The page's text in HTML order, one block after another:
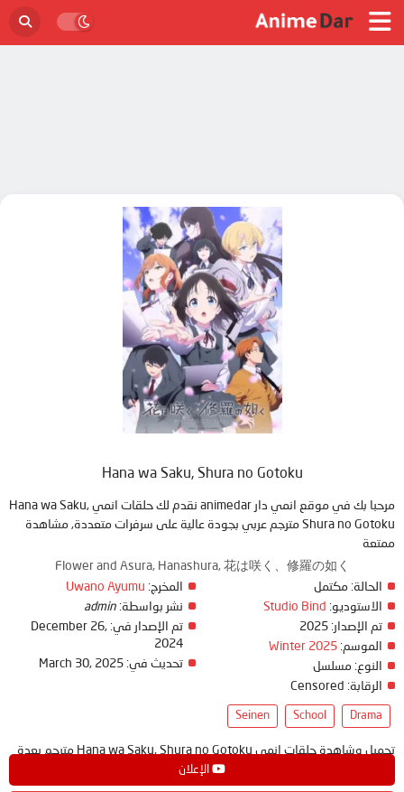
الإعلان
Hana wa Saku, Shura no Gotoku
مرحبا بك في موقع انمي دار animedar نقدم لك حلقات انمي Hana wa Saku,
Shura no Gotoku مترجم عربي بجودة عالية على سرفرات متعددة, مشاهدة
ممتعة
Flower and Asura, Hanashura, 花は咲く、修羅の如く
الحالة: مكتمل
الاستوديو: Studio Bind
تم الإصدار:
الموسم: Winter 2025
النوع: مسلسل
الرقابة:
المخرج: Uwano Ayumu
نشر بواسطة: admin
تم الإصدار في: December 26,
2024
تحديث في: March 30, 2025
Drama
School
Seinen
تحميل وشاهدة حلقات انمي Hana wa Saku, Shura no Gotoku مترجم بعدة